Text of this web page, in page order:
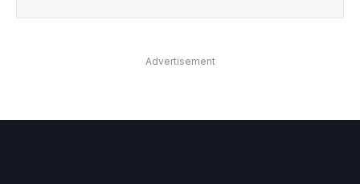
Advertisement